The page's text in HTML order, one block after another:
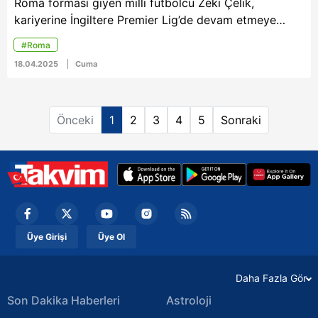
Roma forması giyen milli futbolcu Zeki Çelik,
kariyerine İngiltere Premier Lig’de devam etmeye
hazırlanıyor. 28 yaşındaki sağ bek için Premier Lig
kulüplerinden Fulham, yeniden devreye girdi ve
anlaşma çok yakın.
#Roma
18.04.2025 Cuma
Önceki 1 2 3 4 5 Sonraki
Üye Girişi Üye Ol
Daha Fazla Gör
Son Dakika Haberleri Astroloji